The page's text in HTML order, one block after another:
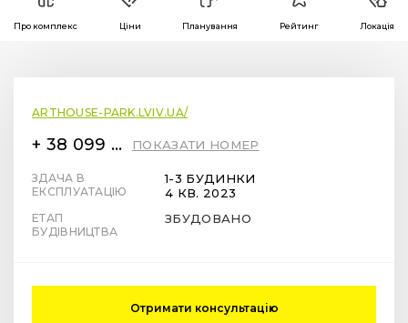
Про комплекс Ціни Планування Рейтинг Локація
ARTHOUSE-PARK.LVIV.UA/
+ 38 099 78 78 287 ПОКАЗАТИ НОМЕР
ЗДАЧА В
ЕКСПЛУАТАЦІЮ
1-3 БУДИНКИ
4 КВ. 2023
ЕТАП
БУДІВНИЦТВА
ЗБУДОВАНО
Отримати консультацію